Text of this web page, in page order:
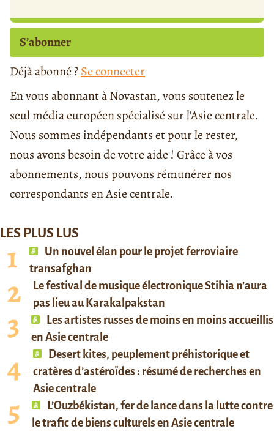
S’abonner
Déjà abonné ?Se connecter
En vous abonnant à Novastan, vous soutenez le
seul média européen spécialisé sur l'Asie centrale.
Nous sommes indépendants et pour le rester,
nous avons besoin de votre aide ! Grâce à vos
abonnements, nous pouvons rémunérer nos
correspondants en Asie centrale.
LES PLUS LUS
Un nouvel élan pour le projet ferroviaire
transafghan
Le festival de musique électronique Stihia n’aura
pas lieu au Karakalpakstan
Les artistes russes de moins en moins accueillis
en Asie centrale
Desert kites, peuplement préhistorique et
cratères d’astéroïdes : résumé de recherches en
Asie centrale
L’Ouzbékistan, fer de lance dans la lutte contre
le trafic de biens culturels en Asie centrale